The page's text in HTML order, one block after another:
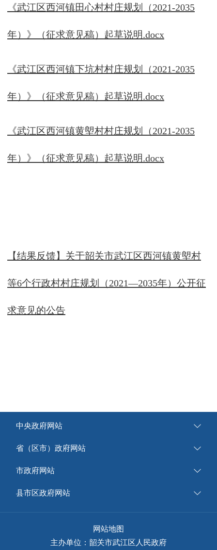
《武江区西河镇田心村村庄规划（2021-2035
年）》（征求意见稿）起草说明.docx
《武江区西河镇下坑村村庄规划（2021-2035
年）》（征求意见稿）起草说明.docx
《武江区西河镇黄塱村村庄规划（2021-2035
年）》（征求意见稿）起草说明.docx
【结果反馈】关于韶关市武江区西河镇黄塱村
等6个行政村村庄规划（2021—2035年）公开征
求意见的公告
中央政府网站
省（区市）政府网站
市政府网站
县市区政府网站
网站地图
主办单位：韶关市武江区人民政府